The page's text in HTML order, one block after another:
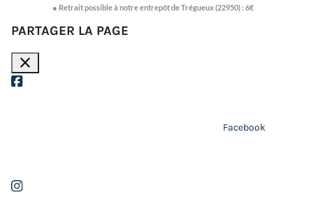
● Retrait possible à notre entrepôt de Trégueux (22950) : 6€
PARTAGER LA PAGE
close
Facebook